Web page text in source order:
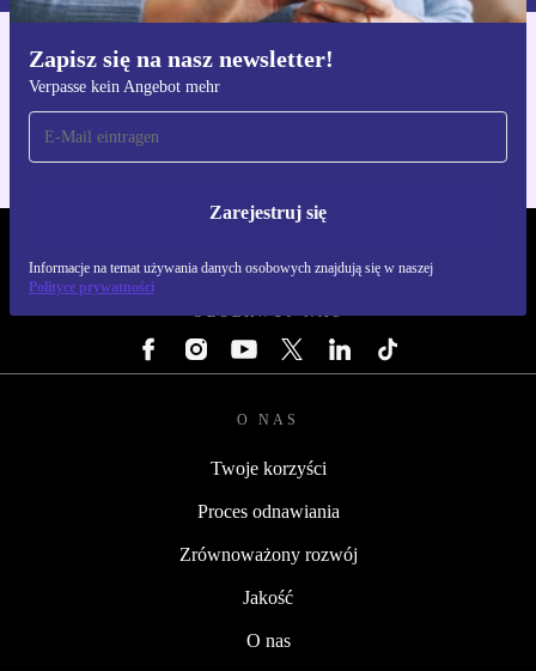
Zapisz się na nasz newsletter!
Verpasse kein Angebot mehr
Zarejestruj się
Informacje na temat używania danych osobowych znajdują się w naszej
Polityce prywatności
Pobierz aplikację refurbed
Dla iOS i Android
OBSERWUJ NAS
O NAS
Twoje korzyści
Proces odnawiania
Zrównoważony rozwój
Jakość
O nas